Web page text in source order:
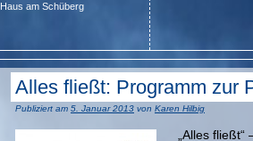
Haus am Schüberg
Alles fließt: Programm zur
Publiziert am 5. Januar 2013 von Karen Hilbig
„Alles